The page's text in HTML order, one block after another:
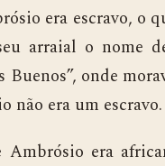
era escravo, o
arraial o nome
Buenos”, onde
não era um escravo.
era africano